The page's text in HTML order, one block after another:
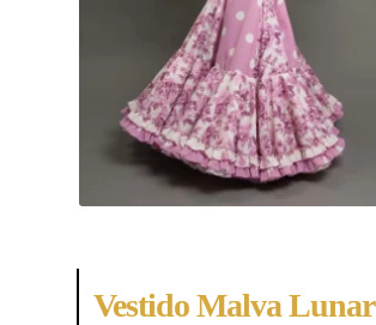
Vestido Malva Lunar